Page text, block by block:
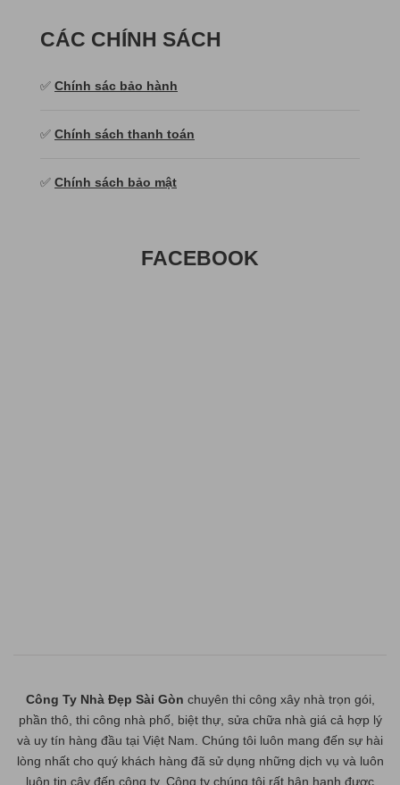
CÁC CHÍNH SÁCH
✅ Chính sác bảo hành
✅ Chính sách thanh toán
✅ Chính sách bảo mật
FACEBOOK
Công Ty Nhà Đẹp Sài Gòn chuyên thi công xây nhà trọn gói,
phần thô, thi công nhà phố, biệt thự, sửa chữa nhà giá cả hợp lý
và uy tín hàng đầu tại Việt Nam. Chúng tôi luôn mang đến sự hài
lòng nhất cho quý khách hàng đã sử dụng những dịch vụ và luôn
luôn tin cậy đến công ty. Công ty chúng tôi rất hân hạnh được